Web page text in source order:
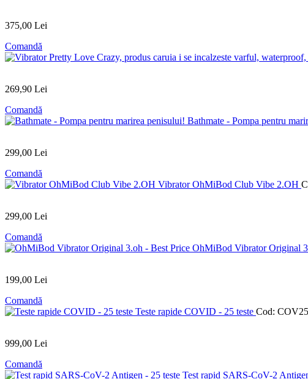
375,00 Lei
Comandă
269,90 Lei
Comandă
Bathmate - Pompa pentru
299,00 Lei
Comandă
Vibrator OhMiBod Club Vibe 2.OH
299,00 Lei
Comandă
OhMiBod Vibrator Original
199,00 Lei
Comandă
Teste rapide COVID - 25 teste Cod:
999,00 Lei
Comandă
Test rapid SARS-CoV-2